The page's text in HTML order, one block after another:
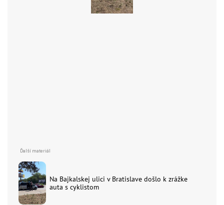
Na Bajkalskej ulici v Bratislave došlo k zrážke
auta s cyklistom